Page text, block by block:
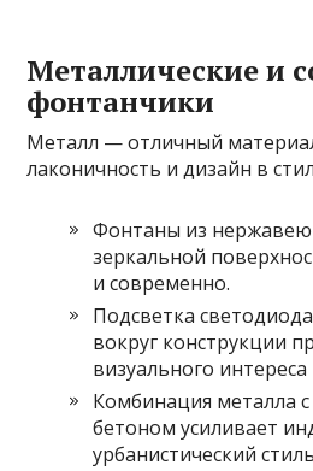
Металлические и
фонтанчики
Металл — отличный
лаконичность и дизайн в
Фонтаны из
зеркальной
и современно.
Подсветка
вокруг конструкции
визуального
Комбинация металла
бетоном усиливает
урбанистический